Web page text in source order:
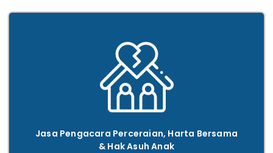
Jasa Pengacara Perceraian, Harta Bersama
& Hak Asuh Anak